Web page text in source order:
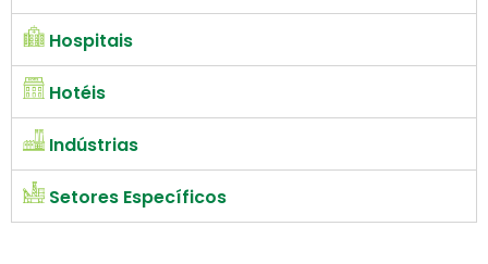
Hospitais
Hotéis
Indústrias
Setores Específicos